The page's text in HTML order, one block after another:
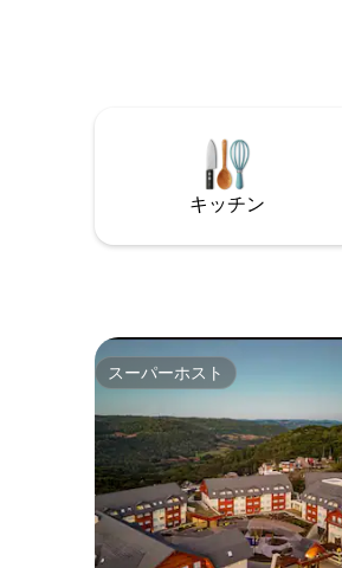
キッチン
スーパーホスト
スーパーホスト